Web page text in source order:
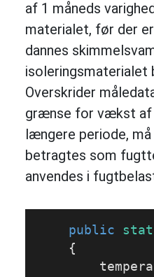
af 1 måneds
materialet, før der
dannes
isoleringsmaterialet
Overskrider
grænse for vækst af
længere periode,
betragtes som
anvendes i
public
{